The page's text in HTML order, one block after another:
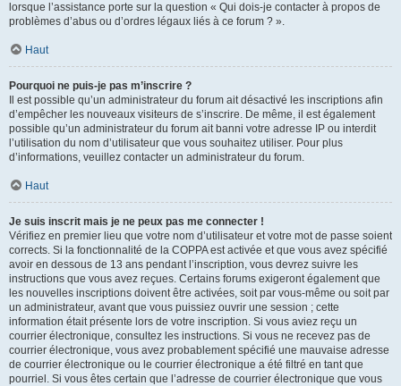
lorsque l’assistance porte sur la question « Qui dois-je contacter à propos de
problèmes d’abus ou d’ordres légaux liés à ce forum ? ».
Haut
Pourquoi ne puis-je pas m’inscrire ?
Il est possible qu’un administrateur du forum ait désactivé les inscriptions afin
d’empêcher les nouveaux visiteurs de s’inscrire. De même, il est également
possible qu’un administrateur du forum ait banni votre adresse IP ou interdit
l’utilisation du nom d’utilisateur que vous souhaitez utiliser. Pour plus
d’informations, veuillez contacter un administrateur du forum.
Haut
Je suis inscrit mais je ne peux pas me connecter !
Vérifiez en premier lieu que votre nom d’utilisateur et votre mot de passe soient
corrects. Si la fonctionnalité de la COPPA est activée et que vous avez spécifié
avoir en dessous de 13 ans pendant l’inscription, vous devrez suivre les
instructions que vous avez reçues. Certains forums exigeront également que
les nouvelles inscriptions doivent être activées, soit par vous-même ou soit par
un administrateur, avant que vous puissiez ouvrir une session ; cette
information était présente lors de votre inscription. Si vous aviez reçu un
courrier électronique, consultez les instructions. Si vous ne recevez pas de
courrier électronique, vous avez probablement spécifié une mauvaise adresse
de courrier électronique ou le courrier électronique a été filtré en tant que
pourriel. Si vous êtes certain que l’adresse de courrier électronique que vous